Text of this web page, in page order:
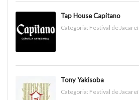
Tap House Capitano
Categoria: Festival de Jacareí
Tony Yakisoba
Categoria: Festival de Jacareí